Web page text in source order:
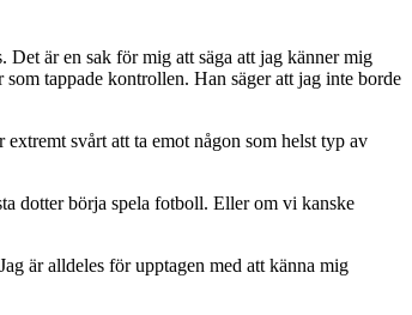
Det är en sak för mig att säga att jag känner mig
tappade kontrollen. Han säger att jag inte borde
svårt att ta emot någon som helst typ av
dotter börja spela fotboll. Eller om vi kanske
är alldeles för upptagen med att känna mig